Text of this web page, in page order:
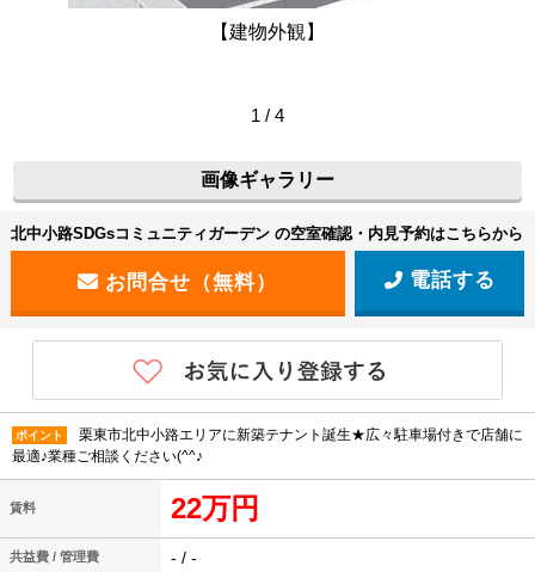
【建物外観】
1 / 4
画像ギャラリー
北中小路SDGsコミュニティガーデン の空室確認・内見予約はこちらから
電話する
ポイント
栗東市北中小路エリアに新築テナント誕生★広々駐車場付きで店舗に
最適♪業種ご相談ください(^^♪
賃料 22万円
共益費 / 管理費 - / -